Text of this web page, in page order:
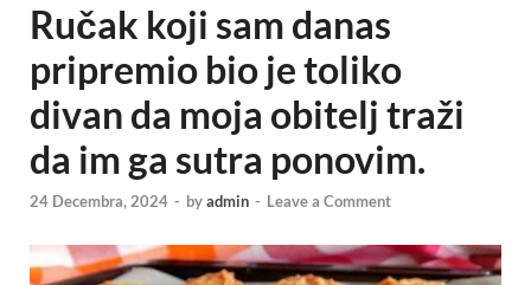
Ručak koji sam danas
pripremio bio je toliko
divan da moja obitelj traži
da im ga sutra ponovim.
24 Decembra, 2024 - byadmin - Leave a Comment